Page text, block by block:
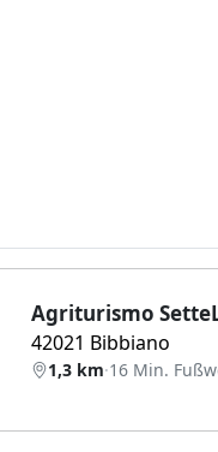
Agriturismo
42021 Bibbiano
1,3 km·16 Min.